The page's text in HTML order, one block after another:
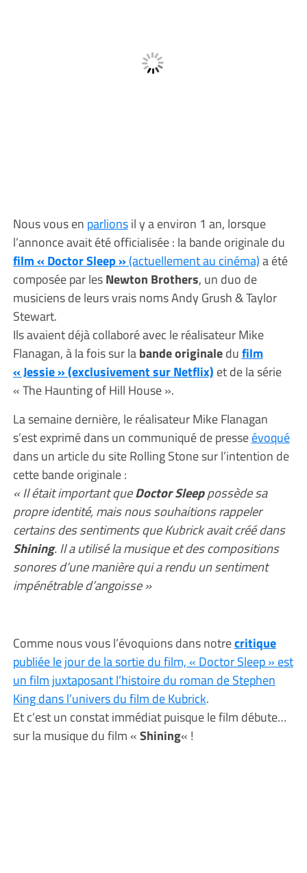
Nous vous en parlionsil y a environ 1 an, lorsque
l’annonce avait été officialisée : la bande originale du
film « Doctor Sleep »(actuellement au cinéma)a été
composée par lesNewton Brothers, un duo de
musiciens de leurs vrais noms Andy Grush & Taylor
Stewart.
Ils avaient déjà collaboré avec le réalisateur Mike
Flanagan, à la fois sur labande originaledufilm
« Jessie » (exclusivement sur Netflix) et de la série
« The Haunting of Hill House ».
La semaine dernière, le réalisateur Mike Flanagan
s’est exprimé dans un communiqué de presseévoqué
dans un article du site Rolling Stone sur l’intention de
cette bande originale :
« Il était important queDoctor Sleeppossède sa
propre identité, mais nous souhaitions rappeler
certains des sentiments que Kubrick avait créé dans
Shining. Il a utilisé la musique et des compositions
sonores d’une manière qui a rendu un sentiment
impénétrable d’angoisse »
Comme nous vous l’évoquions dans notrecritique
publiée le jour de la sortie du film, « Doctor Sleep » est
un film juxtaposant l’histoire du roman de Stephen
King dans l’univers du film de Kubrick.
Et c’est un constat immédiat puisque le film débute…
sur la musique du film «Shining« !